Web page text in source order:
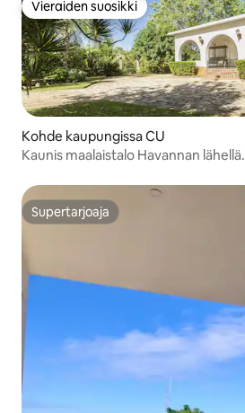
Vieraiden suosikki
Vieraiden suosikki
Kohde kaupungissa CU
Kaunis maalaistalo Havannan lähellä.
Supertarjoaja
Supertarjoaja